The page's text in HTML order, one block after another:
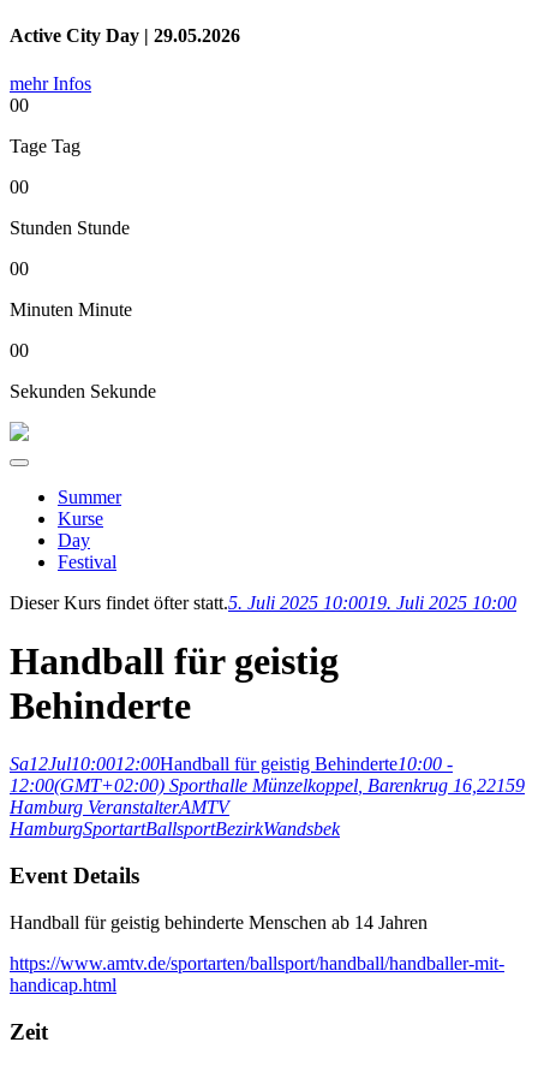
Active City Day | 29.05.2026
mehr Infos
00
Tage Tag
00
Stunden Stunde
00
Minuten Minute
00
Sekunden Sekunde
Summer
Kurse
Day
Festival
Dieser Kurs findet öfter statt.5. Juli 2025 10:0019. Juli 2025 10:00
Handball für geistig
Behinderte
Sa12Jul10:0012:00Handball für geistig Behinderte10:00 -
12:00(GMT+02:00) Sporthalle Münzelkoppel, Barenkrug 16,22159
Hamburg VeranstalterAMTV
HamburgSportartBallsportBezirkWandsbek
Event Details
Handball für geistig behinderte Menschen ab 14 Jahren
https://www.amtv.de/sportarten/ballsport/handball/handballer-mit-
handicap.html
Zeit